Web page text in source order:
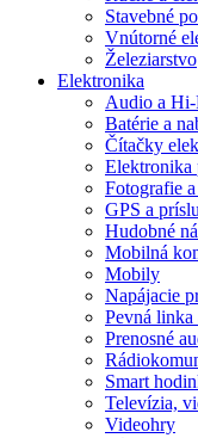
Stavebné
Vnútorné
Železiarstvo
Elektronika
Audio a Hi-
Batérie a
Čítačky
Elektronika
Fotografie
GPS a
Hudobné
Mobilná
Mobily
Napájacie
Pevná linka
Prenosné
Smart
Televízia,
Videohry